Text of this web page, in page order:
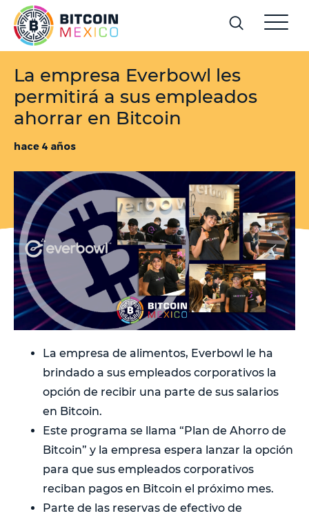
La empresa Everbowl les
permitirá a sus empleados
ahorrar en Bitcoin
hace 4 años
La empresa de alimentos, Everbowl le ha
brindado a sus empleados corporativos la
opción de recibir una parte de sus salarios
en Bitcoin.
Este programa se llama “Plan de Ahorro de
Bitcoin” y la empresa espera lanzar la opción
para que sus empleados corporativos
reciban pagos en Bitcoin el próximo mes.
Parte de las reservas de efectivo de